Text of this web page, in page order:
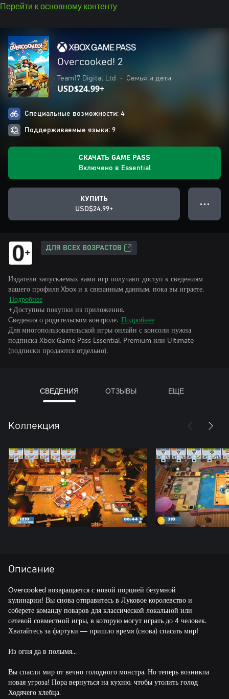
Перейти к основному контенту
Overcooked! 2
Team17 Digital Ltd • Семья и дети
USD$24.99+
Специальные возможности: 4
Поддерживаемые языки: 9
СКАЧАТЬ GAME PASS
Включено в Essential
КУПИТЬ
USD$24.99+
● ● ●
ДЛЯ ВСЕХ ВОЗРАСТОВ
Издатели запускаемых вами игр получают доступ к сведениям
вашего профиля Xbox и к связанным данным, пока вы играете.
Подробнее
+Доступны покупки из приложения.
Сведения о родительском контроле. Подробнее
Для многопользовательской игры онлайн с консоли нужна
подписка Xbox Game Pass Essential, Premium или Ultimate
(подписки продаются отдельно).
СВЕДЕНИЯ ОТЗЫВЫ ЕЩЕ
Коллекция
Описание
Overcooked возвращается с новой порцией безумной
кулинарии! Вы снова отправитесь в Луковое королевство и
соберете команду поваров для классической локальной или
сетевой совместной игры, в которую могут играть до 4 человек.
Хватайтесь за фартуки — пришло время (снова) спасать мир!
Из огня да в полымя...
Вы спасли мир от вечно голодного монстра. Но теперь возникла
новая угроза! Пора вернуться на кухню, чтобы утолить голод
Ходячего хлебца.